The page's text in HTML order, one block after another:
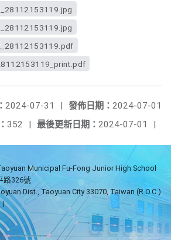
發佈日期： 2024-07-01
2024-07-31
|
最後更新日期： 2024-07-01 |
352 |
Municipal Fu-Fong Junior High School
路326號
Dist., Taoyuan City 33070, Taiwan (R.O.C.)
|